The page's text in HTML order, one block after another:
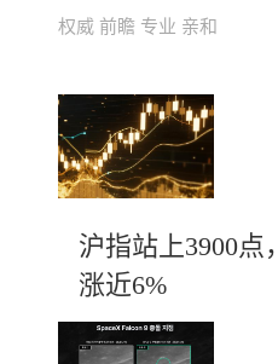
权威 前瞻 专业 亲和
沪指站上3900点
涨近6%